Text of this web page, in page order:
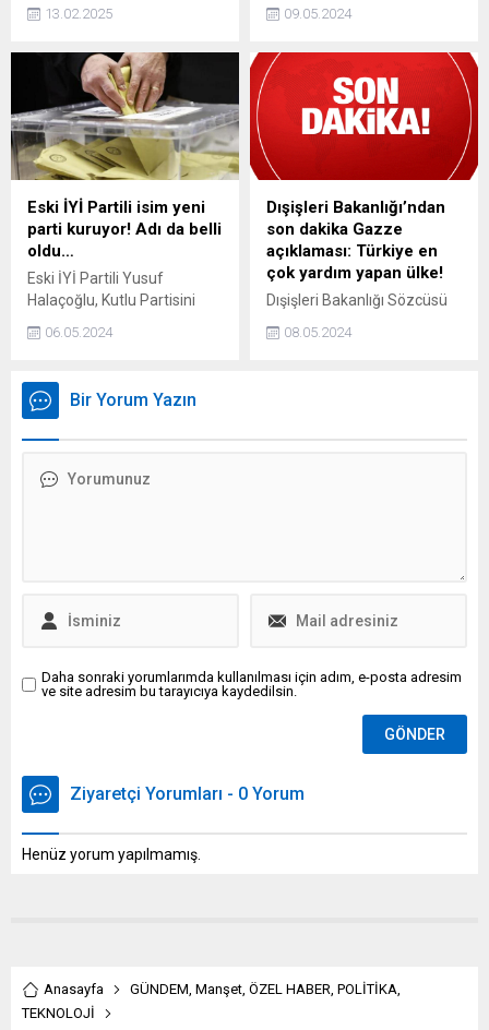
geliyor. Yeni özellik
kendilerine bir ünvan
belirleyerek rollerini daha
net ifade edebilecek.
13.02.2025
tarafından 19 yıl sonra
çıkarıldığı mahkeme
tarafından tutuklandı.
09.05.2024
Eski İYİ Partili isim yeni
parti kuruyor! Adı da belli
oldu…
Eski İYİ Partili Yusuf
Halaçoğlu, Kutlu Partisini
Halaçoğlu ve beraberindeki
kuruluş dilekçesini verdi.
06.05.2024
Dışişleri Bakanlığı’ndan
son dakika Gazze
açıklaması: Türkiye en
çok yardım yapan ülke!
Dışişleri Bakanlığı Sözcüsü
Gazzeye en çok yardım
08.05.2024
Bir Yorum Yazın
Daha sonraki yorumlarımda kullanılması için adım, e-posta adresim
ve site adresim bu tarayıcıya kaydedilsin.
Ziyaretçi Yorumları - 0 Yorum
Henüz yorum yapılmamış.
Anasayfa GÜNDEM, Manşet, ÖZEL HABER, POLİTİKA,
TEKNOLOJİ